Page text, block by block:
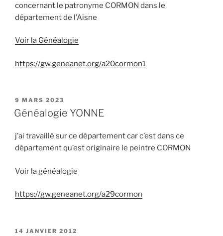
concernant le patronyme CORMON dans le
département de l’Aisne
Voir la Généalogie
https://gw.geneanet.org/a20cormon1
PUBLIÉ
LE
9 MARS 2023
Généalogie YONNE
j’ai travaillé sur ce département car c’est dans ce
département qu’est originaire le peintre CORMON
Voir la généalogie
https://gw.geneanet.org/a29cormon
PUBLIÉ
14 JANVIER 2012